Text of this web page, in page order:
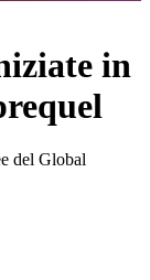
in
del Global